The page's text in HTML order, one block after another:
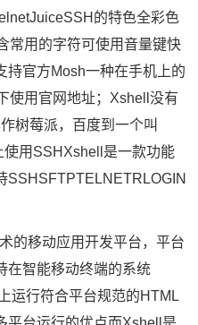
的特色全彩色
常用的字符可使用音量键快
持官方Mosh一种在手机上的
使用官网地址；Xshell没有
树莓派，百度到一个叫
用SSHXshell是一款功能
SSHSFTPTELNETRLOGIN
的移动应用开发平台，平台
在智能移动终端的系统
运行符合平台规范的HTML